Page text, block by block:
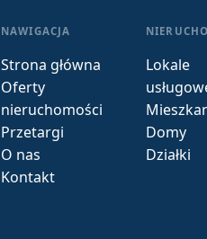
NAWIGACJA
Strona główna
Oferty
nieruchomości
Przetargi
O nas
Kontakt
Lokale
Domy
Działki